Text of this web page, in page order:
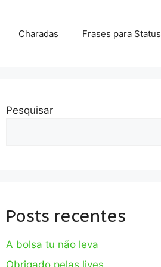
Charadas Frases para Status
Pesquisar
Posts recentes
A bolsa tu não leva
Obrigado pelas lives